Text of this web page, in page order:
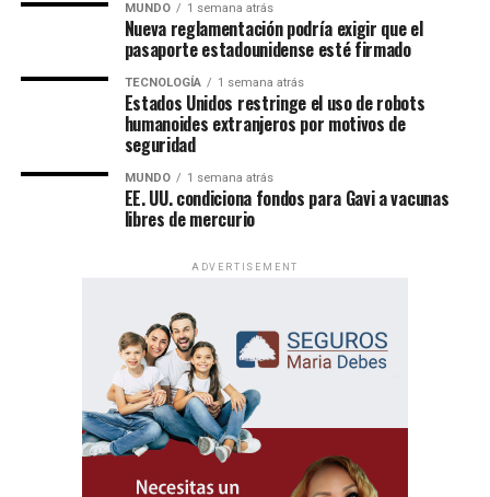
Un evento de alcance mundial
celebran en más de 230 países, mediante la organización
Por su parte, las Asambleas Internacionales ofrecerán el
programa en 36 idiomas, incluidos 11 lenguas de señas,
permitiendo que personas de diversas culturas e idiomas
participen de un mismo contenido bíblico.
MUNDO 1 semana atrás
Nueva reglamentación podría exigir que el
pasaporte estadounidense esté firmado
TECNOLOGÍA 1 semana atrás
Estados Unidos restringe el uso de robots
humanoides extranjeros por motivos de
seguridad
MUNDO 1 semana atrás
EE. UU. condiciona fondos para Gavi a vacunas
libres de mercurio
ADVERTISEMENT